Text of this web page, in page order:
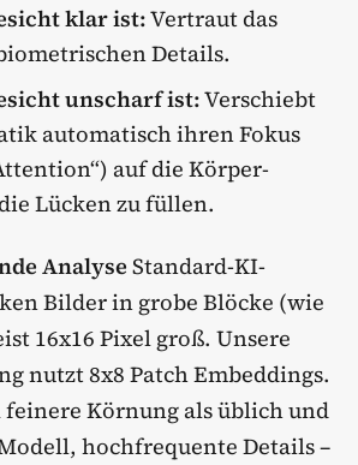
klar ist:Vertraut das
Details.
unscharf ist:Verschiebt
automatisch ihren Fokus
auf die Körper-
Lücken zu füllen.
AnalyseStandard-KI-
Bilder in grobe Blöcke (wie
16x16 Pixel groß. Unsere
nutzt 8x8 Patch Embeddings.
feinere Körnung als üblich und
hochfrequente Details –